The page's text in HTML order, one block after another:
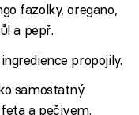
fazolky, oregano,
a pepř.
propojily.
samostatný
a pečivem.